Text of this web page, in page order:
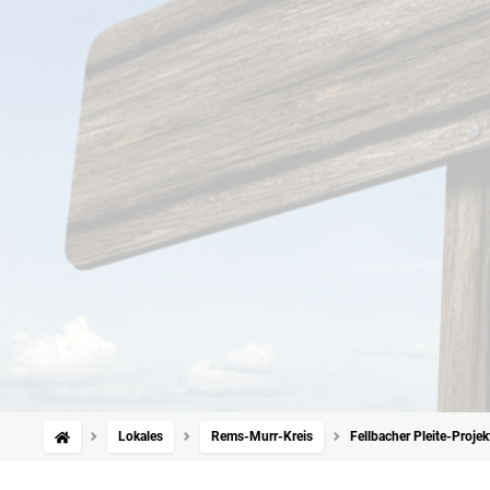
Lokales Rems-Murr-Kreis Fellbacher Pleite-